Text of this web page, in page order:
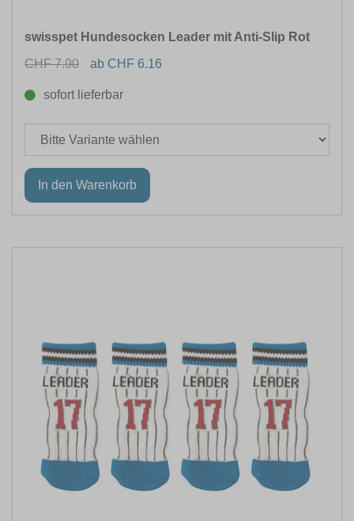
swisspet Hundesocken Leader mit Anti-Slip Rot
CHF 7.90
ab CHF 6.16
sofort lieferbar